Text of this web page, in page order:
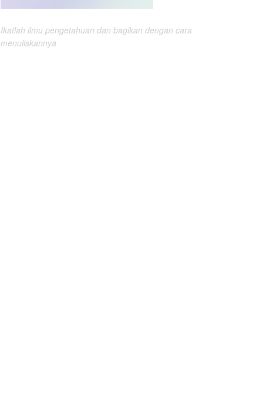
Ikatlah ilmu pengetahuan dan bagikan dengan cara
menuliskannya